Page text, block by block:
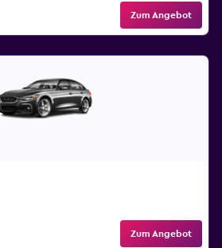
Zum Angebot
Zum Angebot